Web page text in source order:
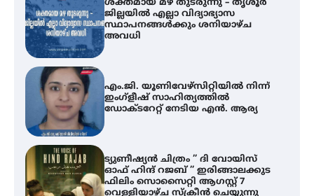
എം.ജി. യൂണിവേഴ്‌സിറ്റിയിൽ നിന്ന്
ഇംഗ്ളീഷ് സാഹിത്യത്തിൽ
ഡോക്ടറേറ്റ് നേടിയ എൻ. ആര്യ
ട്യുണീഷ്യൻ ചിത്രം ” ദി വോയിസ്
ഓഫ് ഹിന്ദ് റജബ് ” ഇരിങ്ങാലക്കുട
ഫിലിം സൊസൈറ്റി ആഗസ്റ്റ് 7
വെള്ളിയാഴ്ച സ്‌ക്രീൻ ചെയ്യുന്നു
സെന്റ് ജോസഫ്സ് കോളജ്
കോമേഴ്‌സ് അസോസിയേഷന്
തുടക്കമായി